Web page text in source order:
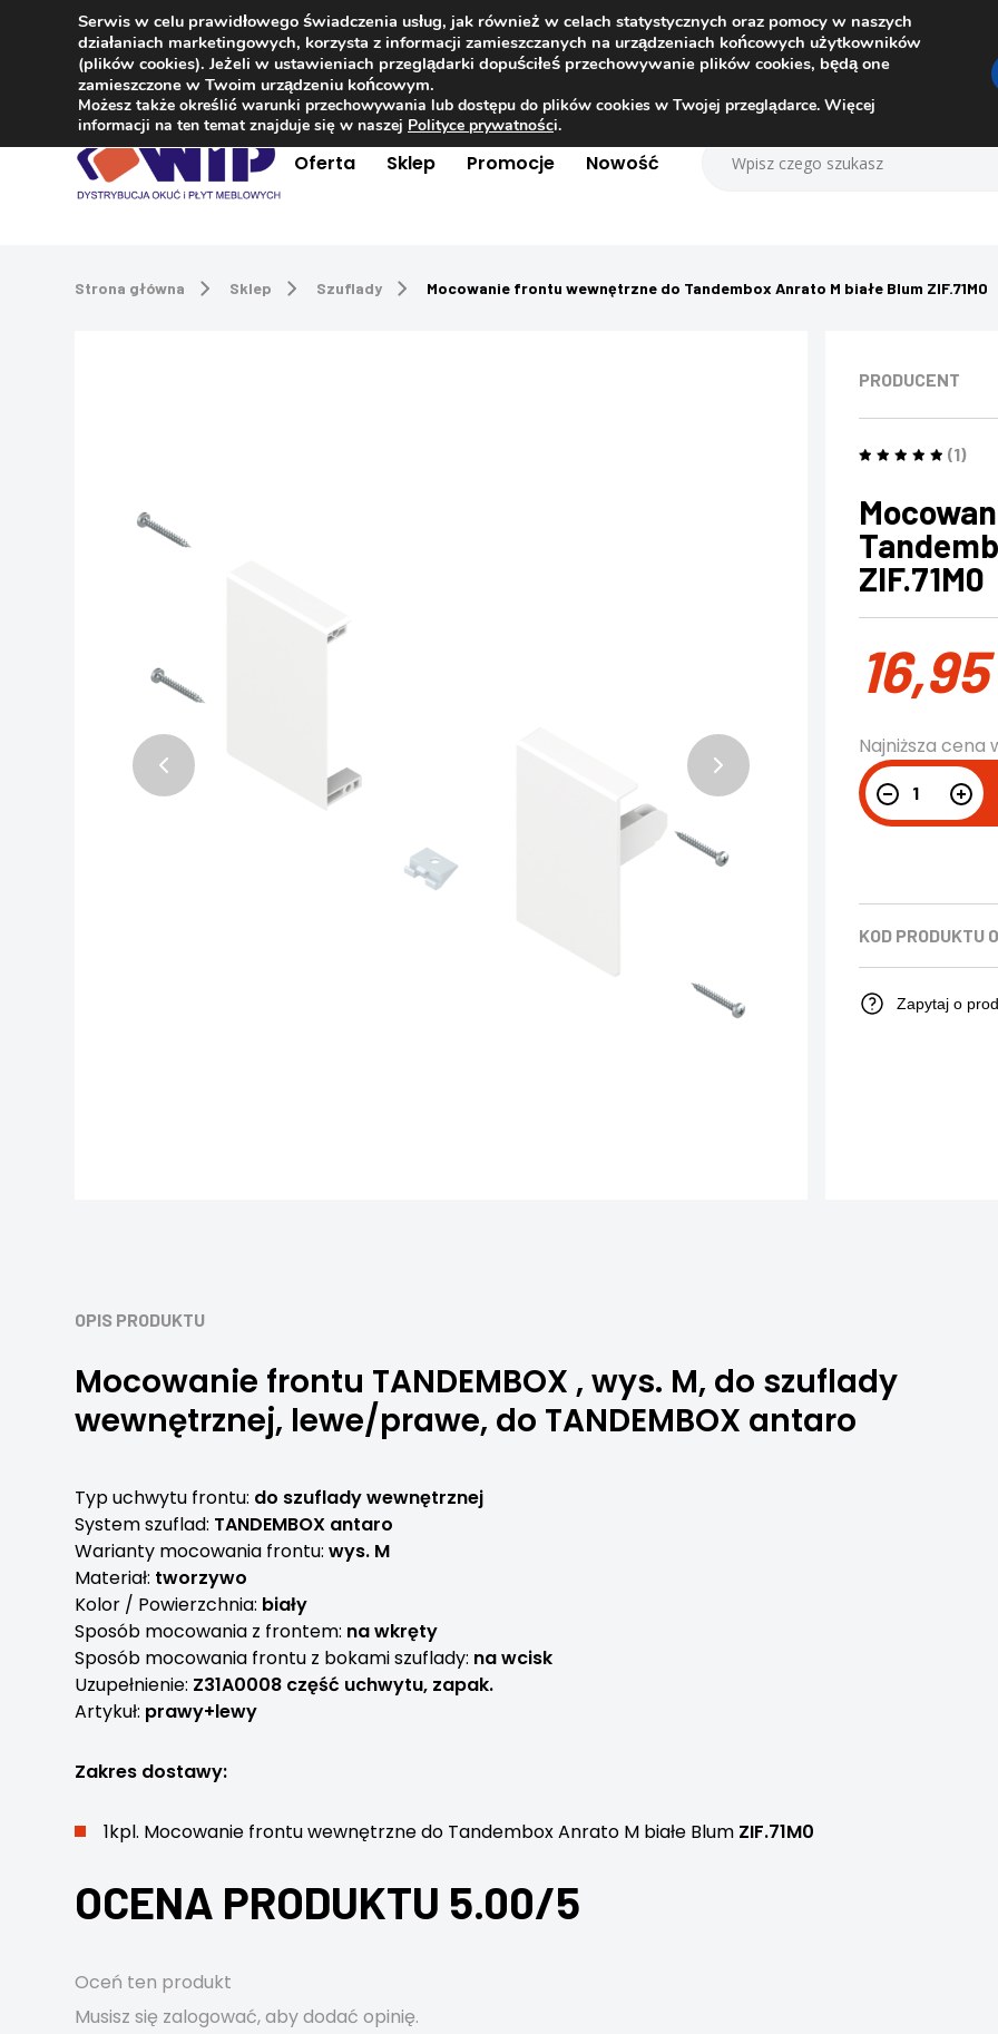
Kontakt +48 504 181 848
Oferta Sklep Promocje Nowość
Strona główna Sklep Szuflady Mocowanie frontu wewnętrzne do Tandembox Anrato M białe Blum ZIF.71M0
PRODUCENT
(1)
ZIF.71M0
16,95
Najniższa
KOD PRODUKTU
Zapytaj o
OPIS PRODUKTU
Mocowanie frontu TANDEMBOX , wys. M, do szuflady
wewnętrznej, lewe/prawe, do TANDEMBOX antaro
Typ uchwytu frontu: do szuflady wewnętrznej
System szuflad: TANDEMBOX antaro
Warianty mocowania frontu:wys. M
Materiał: tworzywo
Kolor / Powierzchnia: biały
Sposób mocowania z frontem: na wkręty
Sposób mocowania frontu z bokami szuflady: na wcisk
Uzupełnienie: Z31A0008 część uchwytu, zapak.
Artykuł: prawy+lewy
Zakres dostawy:
1kpl. Mocowanie frontu wewnętrzne do Tandembox Anrato M białe Blum ZIF.71M0
OCENA PRODUKTU 5.00/5
Oceń ten produkt
Musisz się zalogować, aby dodać opinię.
Serwis w celu prawidłowego świadczenia usług, jak również w celach statystycznych oraz pomocy w naszych
działaniach marketingowych, korzysta z informacji zamieszczanych na urządzeniach końcowych użytkowników
(plików cookies). Jeżeli w ustawieniach przeglądarki dopuściłeś przechowywanie plików cookies, będą one
zamieszczone w Twoim urządzeniu końcowym.
Możesz także określić warunki przechowywania lub dostępu do plików cookies w Twojej przeglądarce. Więcej
informacji na ten temat znajduje się w naszej Polityce prywatności.